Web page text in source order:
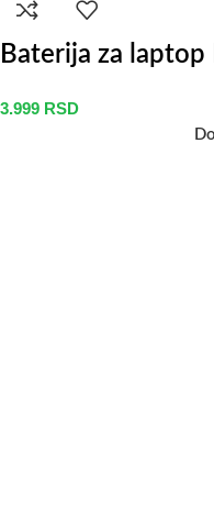
Baterija za
3.999 RSD